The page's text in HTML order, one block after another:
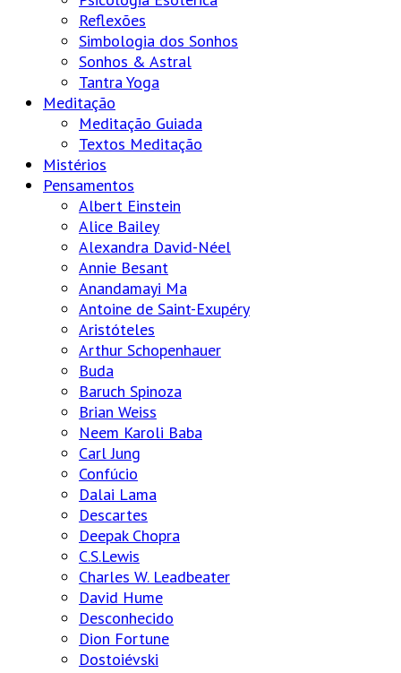
Reflexões
Simbologia dos Sonhos
Sonhos & Astral
Tantra Yoga
Meditação
Meditação Guiada
Textos Meditação
Mistérios
Pensamentos
Albert Einstein
Alice Bailey
Alexandra David-Néel
Annie Besant
Anandamayi Ma
Antoine de Saint-Exupéry
Aristóteles
Arthur Schopenhauer
Buda
Baruch Spinoza
Brian Weiss
Neem Karoli Baba
Carl Jung
Confúcio
Dalai Lama
Descartes
Deepak Chopra
C.S.Lewis
Charles W. Leadbeater
David Hume
Desconhecido
Dion Fortune
Dostoiévski